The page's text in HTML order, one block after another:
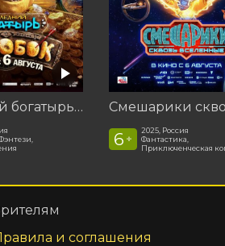
Последний богатырь. Колобок
6 +
2025, Россия
Фантастика,
Приключенческая
и соглашения